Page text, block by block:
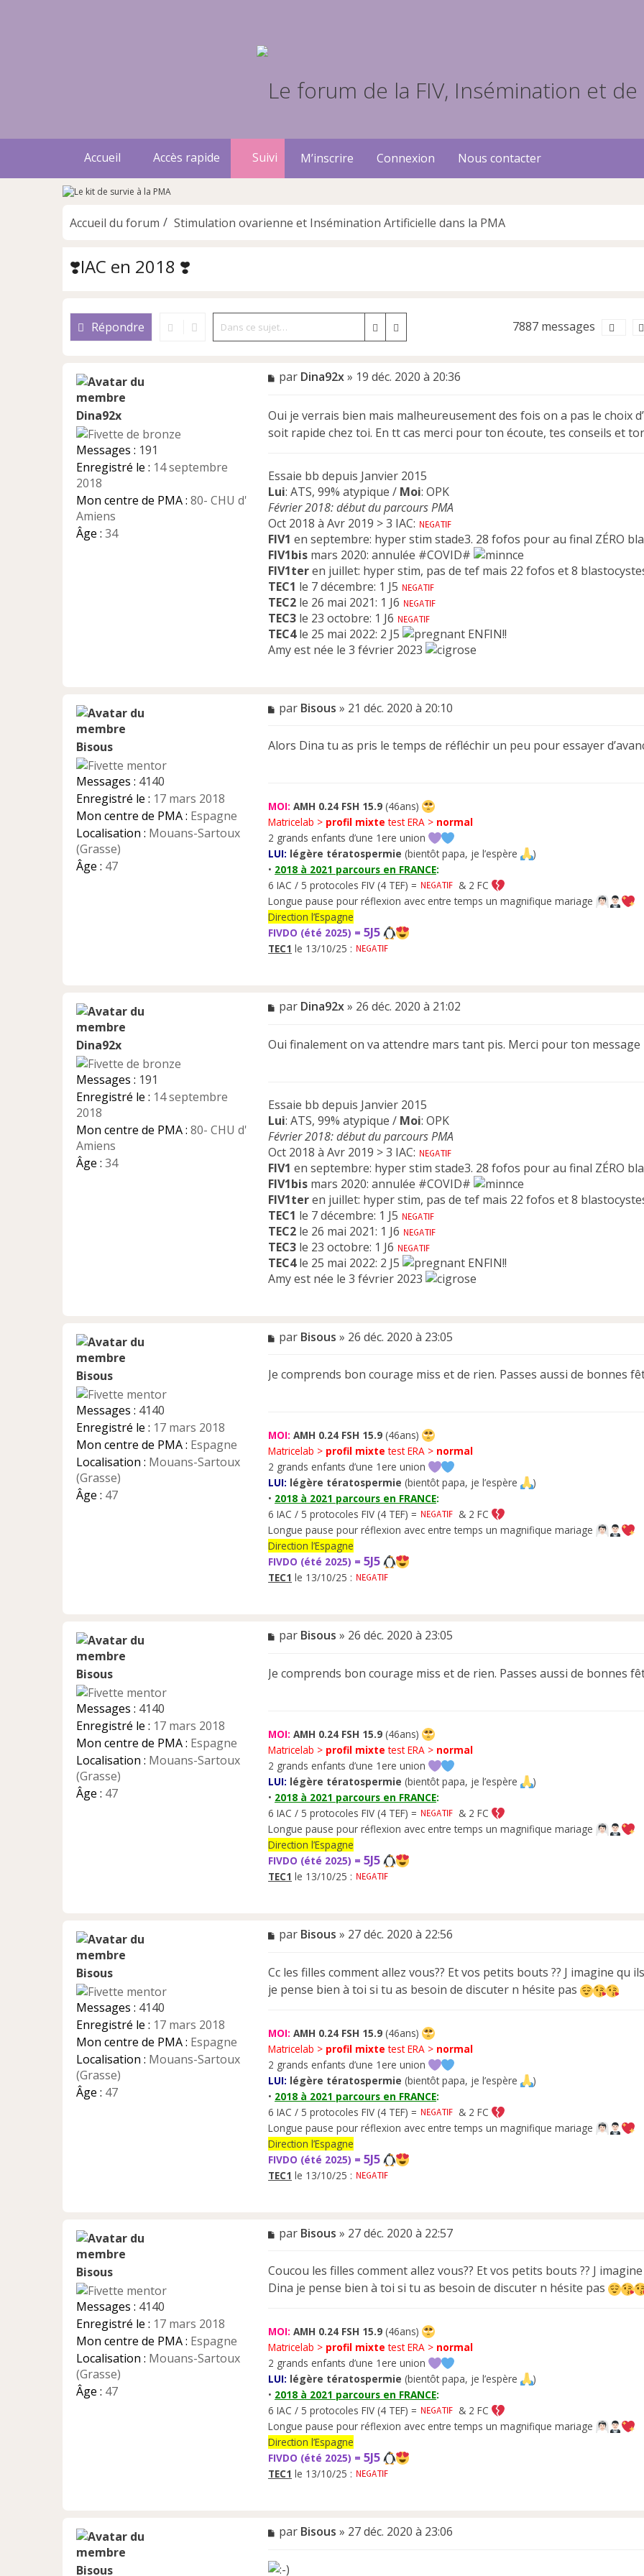
Accueil Accès rapide Suivi M’inscrire Connexion Nous contacter
Accueil du forum Stimulation ovarienne et Insémination Artificielle dans la PMA
❣️IAC en 2018 ❣️
Répondre Rechercher 7887 messages
Dina92x
Messages : 191
Enregistré le : 14 septembre
2018
Mon centre de PMA : 80- CHU d'
Amiens
Âge : 34
M
s
a
n
o
n
l
u
par Dina92x» 19 déc. 2020 à 20:36
Oui je verrais bien mais malheureusement des fois on a pas le choix
soit rapide chez toi. En tt cas merci pour ton écoute, tes conseils et
Essaie bb depuis Janvier 2015
Lui: ATS, 99% atypique / Moi: OPK
Février 2018: début du parcours PMA
Oct 2018 à Avr 2019 > 3 IAC:
FIV1 en septembre: hyper stim stade3. 28 fofos pour au final ZÉRO
FIV1bis mars 2020: annulée #COVID#
FIV1teren juillet: hyper stim, pas de tef mais 22 fofos et 8
TEC1 le 7 décembre: 1 J5
TEC2 le 26 mai 2021: 1 J6
TEC3 le 23 octobre: 1 J6
TEC4le 25 mai 2022: 2 J5
ENFIN!!
Amy est née le 3 février 2023
Bisous
Messages : 4140
Enregistré le : 17 mars 2018
Mon centre de PMA : Espagne
Localisation : Mouans-Sartoux
(Grasse)
Âge : 47
M
e
s
n
o
n
l
u
par Bisous » 21 déc. 2020 à 20:10
Alors Dina tu as pris le temps de réfléchir un peu pour essayer
MOI: AMH 0.24 FSH 15.9 (46ans)
Matricelab > profil mixte test ERA > normal
2 grands enfants d’une 1ere union
LUI: légère tératospermie (bientôt papa, je l’espère
)
• 2018 à 2021 parcours en FRANCE:
6 IAC / 5 protocoles FIV (4 TEF) =
& 2 FC
Longue pause pour réflexion avec entre temps un magnifique mariage
Direction l’Espagne
FIVDO (été 2025) = 5J5
TEC1 le 13/10/25 :
Dina92x
Messages : 191
Enregistré le : 14 septembre
2018
Mon centre de PMA : 80- CHU d'
Amiens
Âge : 34
M
s
n
o
n
l
u
par Dina92x» 26 déc. 2020 à 21:02
Oui finalement on va attendre mars tant pis. Merci pour ton
Essaie bb depuis Janvier 2015
Lui: ATS, 99% atypique / Moi: OPK
Février 2018: début du parcours PMA
Oct 2018 à Avr 2019 > 3 IAC:
FIV1 en septembre: hyper stim stade3. 28 fofos pour au final ZÉRO
FIV1bis mars 2020: annulée #COVID#
FIV1teren juillet: hyper stim, pas de tef mais 22 fofos et 8
TEC1 le 7 décembre: 1 J5
TEC2 le 26 mai 2021: 1 J6
TEC3 le 23 octobre: 1 J6
TEC4le 25 mai 2022: 2 J5
ENFIN!!
Amy est née le 3 février 2023
Bisous
Messages : 4140
Enregistré le : 17 mars 2018
Mon centre de PMA : Espagne
Localisation : Mouans-Sartoux
(Grasse)
Âge : 47
M
s
n
o
n
l
u
par Bisous » 26 déc. 2020 à 23:05
Je comprends bon courage miss et de rien. Passes aussi de bonnes
MOI: AMH 0.24 FSH 15.9 (46ans)
Matricelab > profil mixte test ERA > normal
2 grands enfants d’une 1ere union
LUI: légère tératospermie (bientôt papa, je l’espère
)
• 2018 à 2021 parcours en FRANCE:
6 IAC / 5 protocoles FIV (4 TEF) =
& 2 FC
Longue pause pour réflexion avec entre temps un magnifique mariage
Direction l’Espagne
FIVDO (été 2025) = 5J5
TEC1 le 13/10/25 :
Bisous
Messages : 4140
Enregistré le : 17 mars 2018
Mon centre de PMA : Espagne
Localisation : Mouans-Sartoux
(Grasse)
Âge : 47
M
s
n
n
l
u
par Bisous » 26 déc. 2020 à 23:05
Je comprends bon courage miss et de rien. Passes aussi de bonnes
MOI: AMH 0.24 FSH 15.9 (46ans)
Matricelab > profil mixte test ERA > normal
2 grands enfants d’une 1ere union
LUI: légère tératospermie (bientôt papa, je l’espère
)
• 2018 à 2021 parcours en FRANCE:
6 IAC / 5 protocoles FIV (4 TEF) =
& 2 FC
Longue pause pour réflexion avec entre temps un magnifique mariage
Direction l’Espagne
FIVDO (été 2025) = 5J5
TEC1 le 13/10/25 :
Bisous
Messages : 4140
Enregistré le : 17 mars 2018
Mon centre de PMA : Espagne
Localisation : Mouans-Sartoux
(Grasse)
Âge : 47
M
s
a
g
n
n
l
u
par Bisous » 27 déc. 2020 à 22:56
Cc les filles comment allez vous?? Et vos petits bouts ?? J imagine qu
je pense bien à toi si tu as besoin de discuter n hésite pas
MOI: AMH 0.24 FSH 15.9 (46ans)
Matricelab > profil mixte test ERA > normal
2 grands enfants d’une 1ere union
LUI: légère tératospermie (bientôt papa, je l’espère
)
• 2018 à 2021 parcours en FRANCE:
6 IAC / 5 protocoles FIV (4 TEF) =
& 2 FC
Longue pause pour réflexion avec entre temps un magnifique mariage
Direction l’Espagne
FIVDO (été 2025) = 5J5
TEC1 le 13/10/25 :
Bisous
Messages : 4140
Enregistré le : 17 mars 2018
Mon centre de PMA : Espagne
Localisation : Mouans-Sartoux
(Grasse)
Âge : 47
M
e
s
a
n
o
n
l
u
par Bisous » 27 déc. 2020 à 22:57
Coucou les filles comment allez vous?? Et vos petits bouts ?? J
Dina je pense bien à toi si tu as besoin de discuter n hésite pas
MOI: AMH 0.24 FSH 15.9 (46ans)
Matricelab > profil mixte test ERA > normal
2 grands enfants d’une 1ere union
LUI: légère tératospermie (bientôt papa, je l’espère
)
• 2018 à 2021 parcours en FRANCE:
6 IAC / 5 protocoles FIV (4 TEF) =
& 2 FC
Longue pause pour réflexion avec entre temps un magnifique mariage
Direction l’Espagne
FIVDO (été 2025) = 5J5
TEC1 le 13/10/25 :
Bisous
M
s
s
par Bisous » 27 déc. 2020 à 23:06